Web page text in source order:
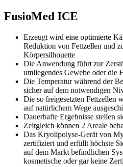
FusioMed ICE
Erzeugt wird eine optimierte
Reduktion von Fettzellen und
Körpersilhouette
Die Anwendung führt zur
umliegendes Gewebe oder die
Die Temperatur während der
sicher auf dem notwendigen
Die so freigesetzten Fettzellen
auf natürlichem Wege
Dauerhafte Ergebnisse stellen
Zeitgleich können 2 Areale
Das Kryolipolyse-Gerät von
zertifiziert und erfüllt höchste
auf dem Markt befindlichen
kosmetische oder gar keine